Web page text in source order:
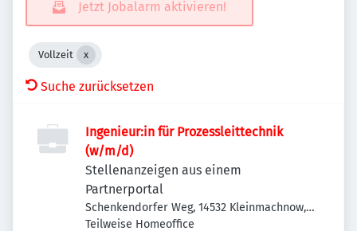
Jetzt Jobalarm aktivieren!
Vollzeit
Suche zurücksetzen
Ingenieur:in für Prozessleittechnik
(w/m/d)
Stellenanzeigen aus einem
Partnerportal
Schenkendorfer Weg, 14532 Kleinmachnow,
Deutschland
Teilweise Homeoffice